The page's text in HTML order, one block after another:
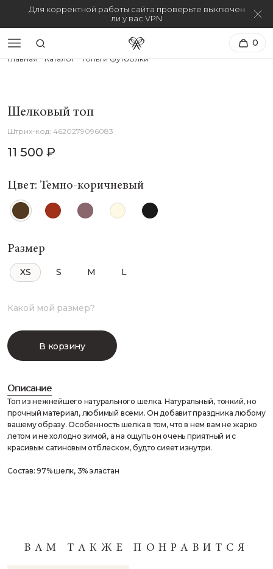
Для корректной работы сайта проверьте выключен
ли у вас VPN
0
Главная Каталог Топы и футболки
Шелковый топ
4620279096083
11 500 ₽
Цвет: Темно-коричневый
Размер
XS S M L
Какой мой размер?
В корзину
Описание
Топ из нежнейшего натурального шелка. Натуральный, тонкий, но
прочный материал, любимый всеми. Он добавит праздника любому
вашему образу. Особенность шелка в том, что в нем вам не жарко
летом и не холодно зимой, а на ощупь он очень приятный и с
красивым сатиновым отблеском, будто сияет изнутри.
Состав: 97% шелк, 3% эластан
ВАМ ТАКЖЕ ПОНРАВИТСЯ